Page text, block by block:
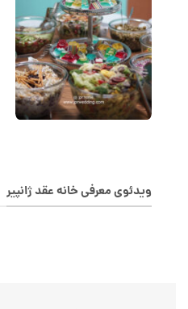
ویدئوی معرفی خانه عقد ژانپیر